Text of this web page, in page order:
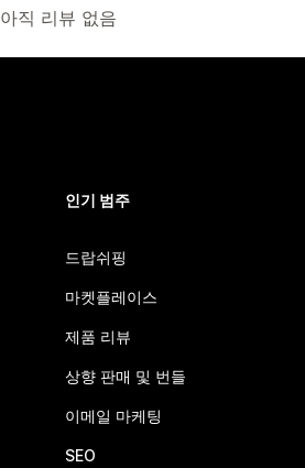
아직 리뷰 없음
인기 범주
드랍쉬핑
마켓플레이스
제품 리뷰
상향 판매 및 번들
이메일 마케팅
SEO